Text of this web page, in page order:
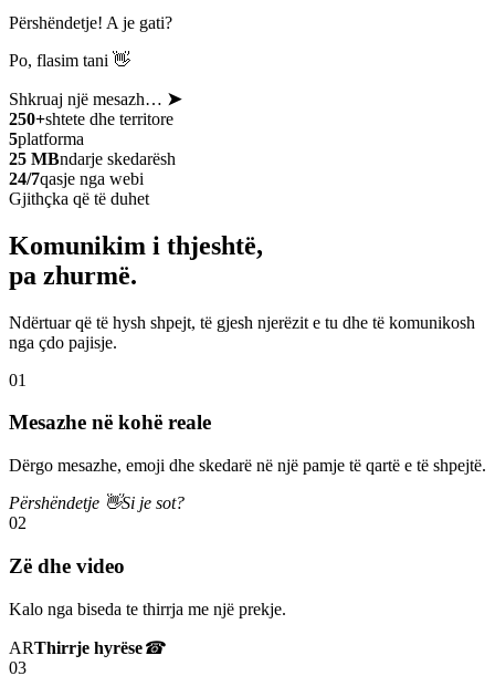
Përshëndetje! A je gati?
Po, flasim tani 👋
Shkruaj një mesazh… ➤
250+shtete dhe territore
5platforma
25 MBndarje skedarësh
24/7qasje nga webi
Gjithçka që të duhet
Komunikim i thjeshtë,
pa zhurmë.
Ndërtuar që të hysh shpejt, të gjesh njerëzit e tu dhe të komunikosh
nga çdo pajisje.
01
Mesazhe në kohë reale
Dërgo mesazhe, emoji dhe skedarë në një pamje të qartë e të shpejtë.
Përshëndetje 👋Si je sot?
02
Zë dhe video
Kalo nga biseda te thirrja me një prekje.
ARThirrje hyrëse☎
03